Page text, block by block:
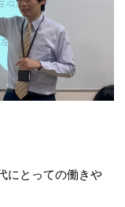
にとっての働きや